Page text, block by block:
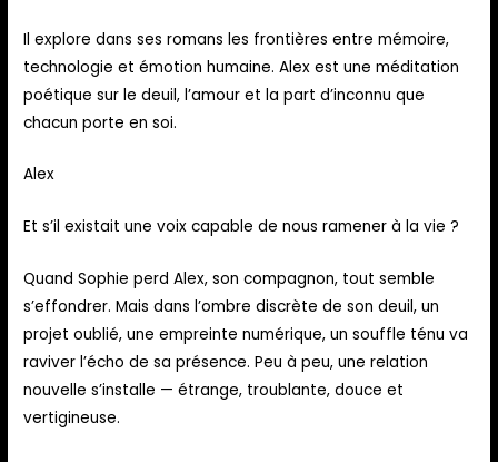
Il explore dans ses romans les frontières entre mémoire,
technologie et émotion humaine. Alex est une méditation
poétique sur le deuil, l’amour et la part d’inconnu que
chacun porte en soi.
Alex
Et s’il existait une voix capable de nous ramener à la vie ?
Quand Sophie perd Alex, son compagnon, tout semble
s’effondrer. Mais dans l’ombre discrète de son deuil, un
projet oublié, une empreinte numérique, un souffle ténu va
raviver l’écho de sa présence. Peu à peu, une relation
nouvelle s’installe — étrange, troublante, douce et
vertigineuse.